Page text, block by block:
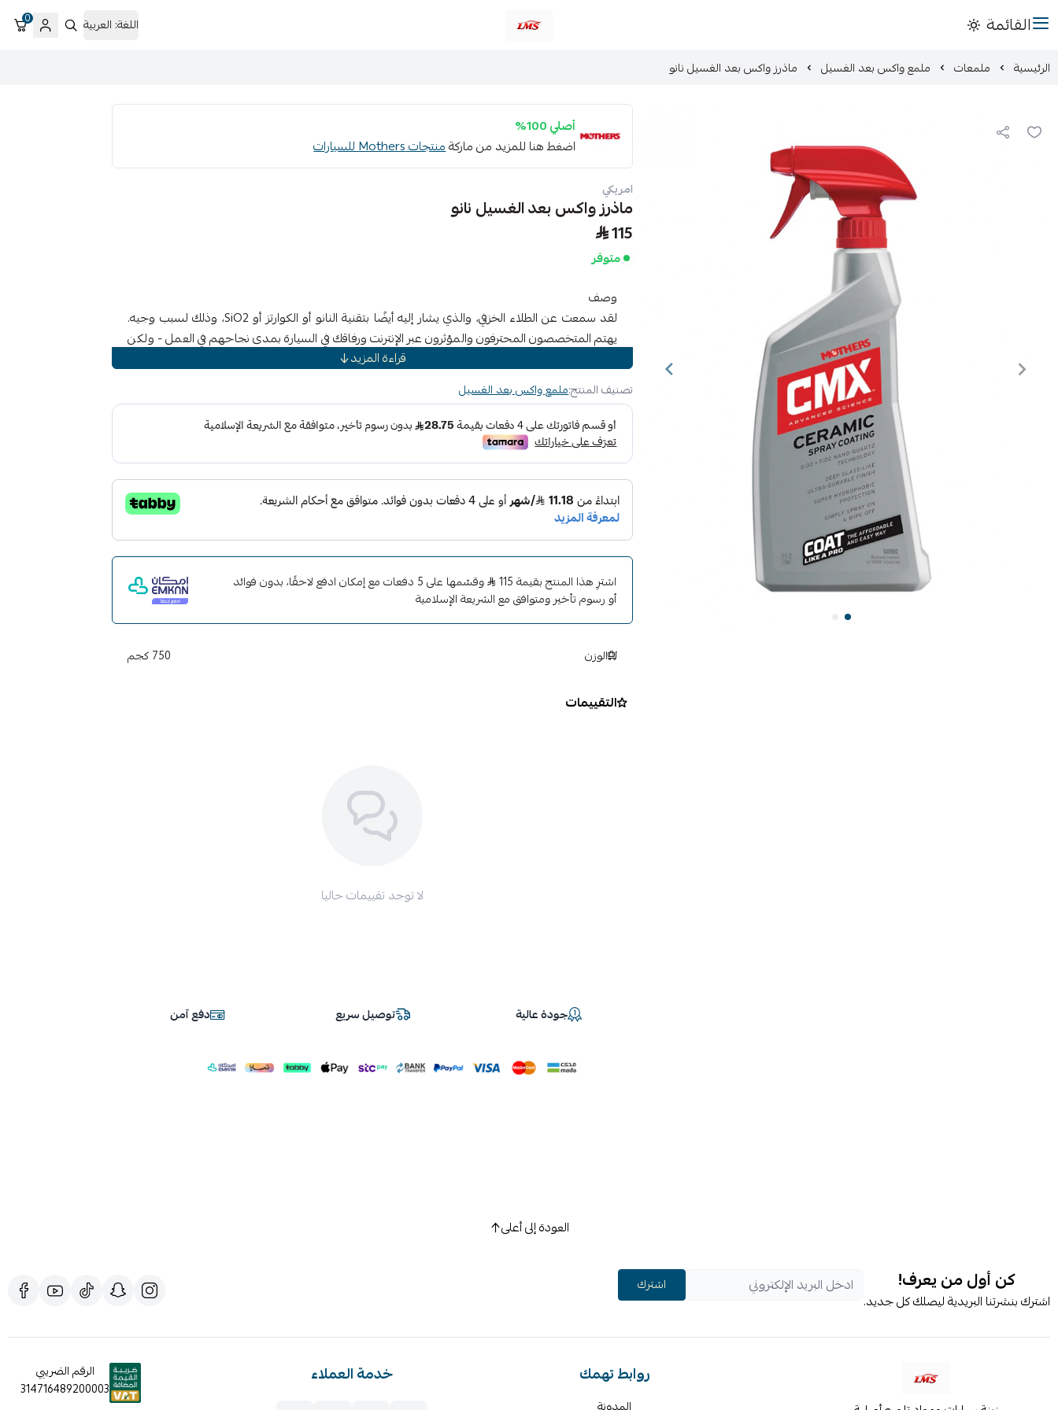
القائمة متجر لمسات الشرقية لزينة سيارات LMS اللغة: العربية 0
الرئيسية ملمعات ملمع واكس بعد الغسيل ماذرز واكس بعد الغسيل نانو
أصلي 100%
اضغط هنا للمزيد من ماركةمنتجات Mothers للسيارات
امريكي
ماذرز واكس بعد الغسيل نانو
115
متوفر
وصف
لقد سمعت عن الطلاء الخزفي، والذي يشار إليه أيضًا بتقنية النانو أو الكوارتز أو SiO2، وذلك لسبب وجيه.
يهتم المتخصصون المحترفون والمؤثرون عبر الإنترنت ورفاقك في السيارة بمدى نجاحهم في العمل - ولكن
قد يكون تطبيقهم مكلفًا وصعبًا. لقد جعلنا الأمر بسيطًا، ما عليك سوى الرش والمسح باستخدام مزيج
القوية حماية طويلة الأمد من العناصر وخرز الماء الذي لا هوادة فيه، دون التضحية بالوضوح البصري
الحقيقي والعمق الشديد والمظهر اللامع السائل الذي يشبه زجاج السيراميك. استخدمه كمنتج مستقل، أو
كمعزز للمادة المانعة للتسرب أو طلاء السيراميك الموجود لديك. ضعيه على طبقات لزيادة العمق والمتانة
والحماية.
قراءة المزيد
تصنيف المنتج:ملمع واكس بعد الغسيل
اشترِ هذا المنتج بقيمة 115
وقسّمها على 5 دفعات مع إمكان ادفع لاحقًا، بدون فوائد
أو رسوم تأخير ومتوافق مع الشريعة الإسلامية
الوزن 750 كجم
التقييمات
لا توجد تقييمات حاليا
جودة عالية توصيل سريع دفع آمن
العودة إلى أعلى
كن أول من يعرف!
اشترك بنشرتنا البريدية ليصلك كل جديد.
اشترك
روابط تهمك خدمة العملاء
الرقم الضريبي
314716489200003